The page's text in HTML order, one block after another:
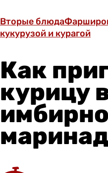
Вторые блюда
кукурузой и курагой
Как
курицу